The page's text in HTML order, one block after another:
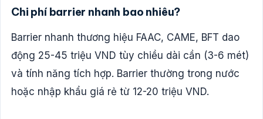
Chi phí barrier nhanh bao nhiêu?
Barrier nhanh thương hiệu FAAC, CAME, BFT dao
động 25-45 triệu VND tùy chiều dài cần (3-6 mét)
và tính năng tích hợp. Barrier thường trong nước
hoặc nhập khẩu giá rẻ từ 12-20 triệu VND.